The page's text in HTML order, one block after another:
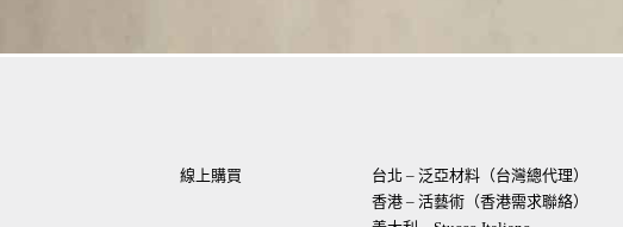
線上購買
台北 – 泛亞材料（台灣總代理）
香港 – 活藝術（香港需求聯絡）